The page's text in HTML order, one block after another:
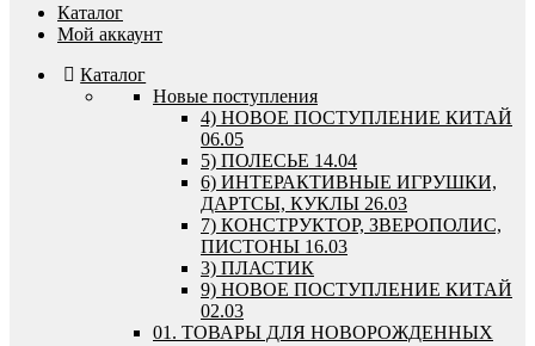
Каталог
Мой аккаунт
Каталог
Новые поступления
4) НОВОЕ ПОСТУПЛЕНИЕ КИТАЙ
06.05
5) ПОЛЕСЬЕ 14.04
6) ИНТЕРАКТИВНЫЕ ИГРУШКИ,
ДАРТСЫ, КУКЛЫ 26.03
7) КОНСТРУКТОР, ЗВЕРОПОЛИС,
ПИСТОНЫ 16.03
3) ПЛАСТИК
9) НОВОЕ ПОСТУПЛЕНИЕ КИТАЙ
02.03
01. ТОВАРЫ ДЛЯ НОВОРОЖДЕННЫХ